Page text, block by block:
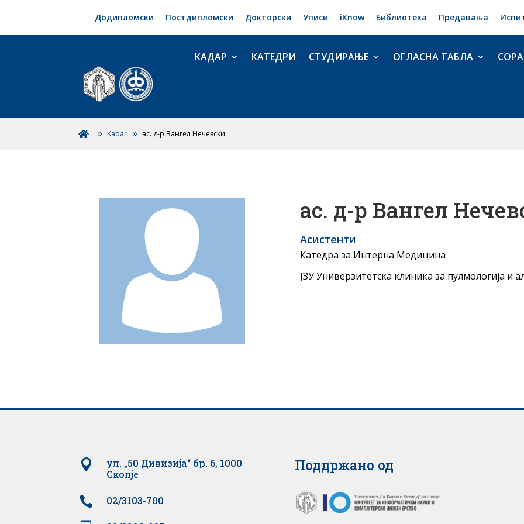
Додипломски Постдипломски Докторски Уписи iKnow Библиотека Предавања
КАДАР КАТЕДРИ СТУДИРАЊЕ ОГЛАСНА ТАБЛА
 Kadar ас. д-р Вангел Нечевски
ас. д-р Вангел
Асистенти
Катедра за Интерна Медицина
ЈЗУ Универзитетска клиника за пулмологија и

ул. „50 Дивизија“ бр. 6, 1000
Скопје
 02/3103-700
Поддржано од